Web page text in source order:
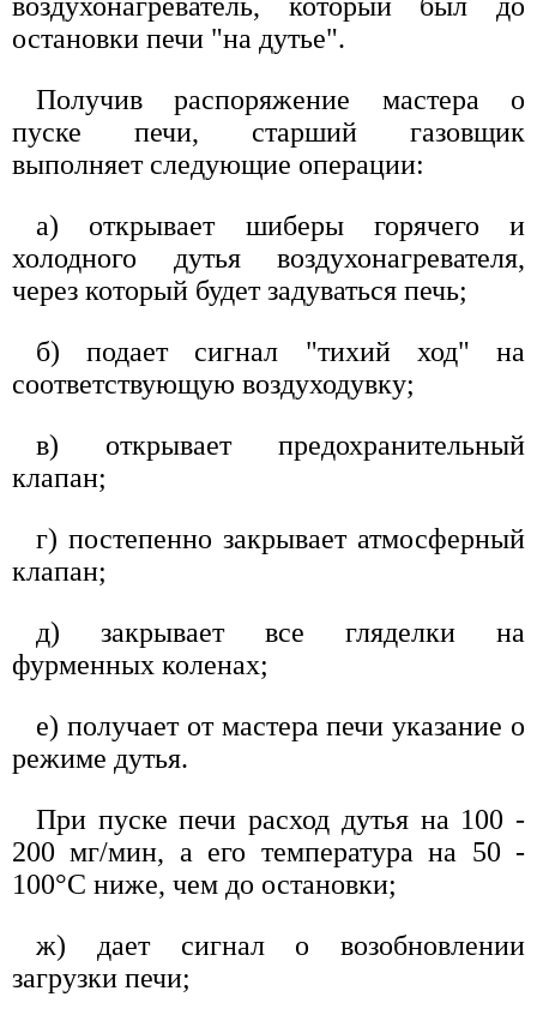
остановки печи "на дутье".
Получив распоряжение мастера о
пуске печи, старший газовщик
выполняет следующие операции:
а) открывает шиберы горячего и
холодного дутья воздухонагревателя,
через который будет задуваться печь;
б) подает сигнал "тихий ход" на
соответствующую воздуходувку;
в) открывает предохранительный
клапан;
г) постепенно закрывает атмосферный
клапан;
д) закрывает все гляделки на
фурменных коленах;
е) получает от мастера печи указание о
режиме дутья.
При пуске печи расход дутья на 100 -
200 мг/мин, а его температура на 50 -
100°С ниже, чем до остановки;
ж) дает сигнал о возобновлении
загрузки печи;